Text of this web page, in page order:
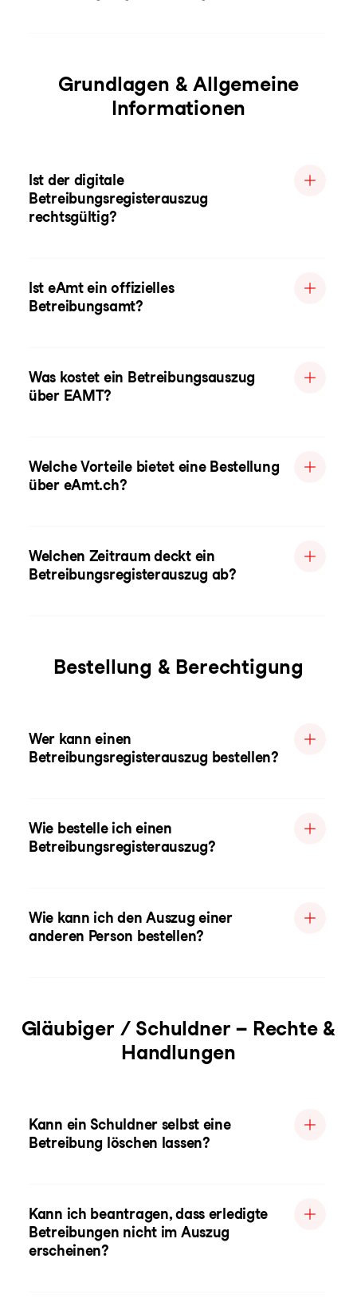
Grundlagen & Allgemeine
Informationen
Ist der digitale
Betreibungsregisterauszug
rechtsgültig?
Ist eAmt ein offizielles
Betreibungsamt?
Was kostet ein Betreibungsauszug
über EAMT?
Welche Vorteile bietet eine Bestellung
über eAmt.ch?
Welchen Zeitraum deckt ein
Betreibungsregisterauszug ab?
Bestellung & Berechtigung
Wer kann einen
Betreibungsregisterauszug bestellen?
Wie bestelle ich einen
Betreibungsregisterauszug?
Wie kann ich den Auszug einer
anderen Person bestellen?
Gläubiger / Schuldner – Rechte &
Handlungen
Kann ein Schuldner selbst eine
Betreibung löschen lassen?
Kann ich beantragen, dass erledigte
Betreibungen nicht im Auszug
erscheinen?